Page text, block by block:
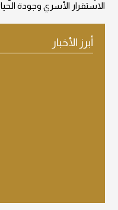
الاستقرار الأسري وجودة
أبرز الأخبار